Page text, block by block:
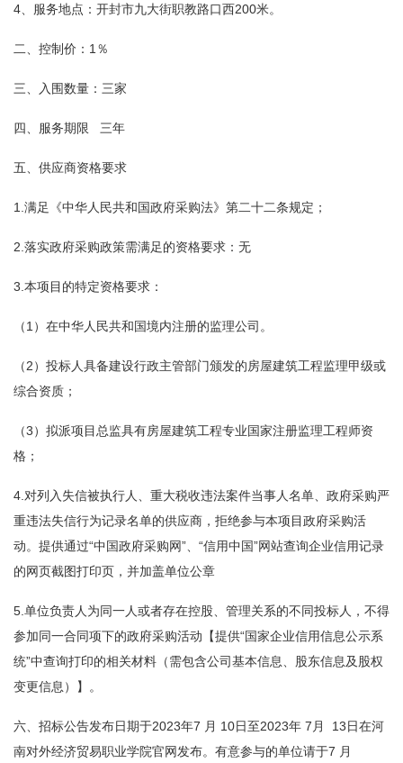
4、服务地点：开封市九大街职教路口西200米。
二、控制价：1％
三、入围数量：三家
四、服务期限 三年
五、供应商资格要求
1.满足《中华人民共和国政府采购法》第二十二条规定；
2.落实政府采购政策需满足的资格要求：无
3.本项目的特定资格要求：
（1）在中华人民共和国境内注册的监理公司。
（2）投标人具备建设行政主管部门颁发的房屋建筑工程监理甲级或
综合资质；
（3）拟派项目总监具有房屋建筑工程专业国家注册监理工程师资
格；
4.对列入失信被执行人、重大税收违法案件当事人名单、政府采购严
重违法失信行为记录名单的供应商，拒绝参与本项目政府采购活
动。提供通过“中国政府采购网”、“信用中国”网站查询企业信用记录
的网页截图打印页，并加盖单位公章
5.单位负责人为同一人或者存在控股、管理关系的不同投标人，不得
参加同一合同项下的政府采购活动【提供“国家企业信用信息公示系
统”中查询打印的相关材料（需包含公司基本信息、股东信息及股权
变更信息）】。
六、招标公告发布日期于2023年7 月 10日至2023年 7月 13日在河
南对外经济贸易职业学院官网发布。有意参与的单位请于7 月